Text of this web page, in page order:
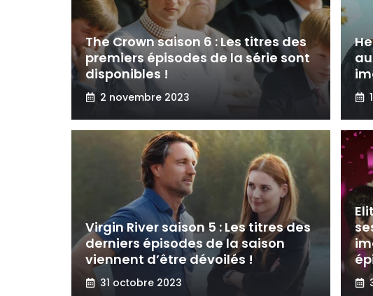
The Crown saison 6 : Les titres des
premiers épisodes de la série sont
disponibles !
2 novembre 2023
Virgin River saison 5 : Les titres des
derniers épisodes de la saison
viennent d’être dévoilés !
31 octobre 2023